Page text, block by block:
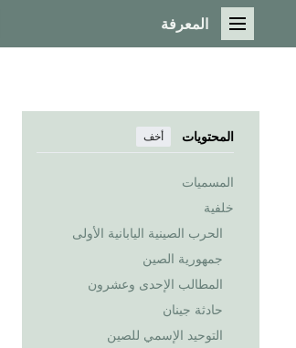
القائمة الرئيسية
المعرفة
المحتويات أخف
المسميات
خلفية
الحرب الصينية اليابانية الأولى
جمهورية الصين
المطالب الإحدى وعشرون
حادثة جينان
التوحيد الإسمي للصين